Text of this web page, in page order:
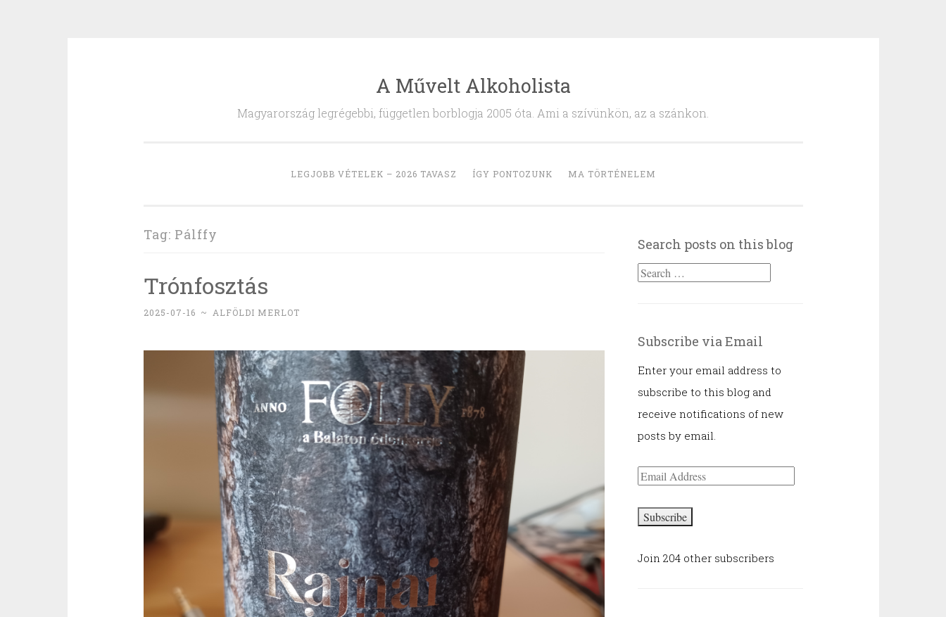
A Művelt Alkoholista
Magyarország legrégebbi, független borblogja 2005 óta. Ami a szívünkön, az a szánkon.
LEGJOBB VÉTELEK – 2026 TAVASZ ÍGY PONTOZUNK MA TÖRTÉNELEM
Tag: Pálffy
Trónfosztás
2025-07-16 ~ ALFÖLDI MERLOT
Search posts on this blog
Search
Subscribe via Email
Enter your email address to
subscribe to this blog and
receive notifications of new
posts by email.
Email
Subscribe
Join 204 other subscribers